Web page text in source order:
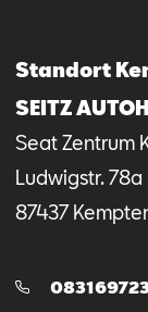
Standort
SEITZ
Seat Zentrum
Ludwigstr.78a
87437
Telefon: